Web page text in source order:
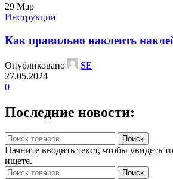
29 Мар
Инструкции
Как правильно наклеить
Опубликовано
SE
27.05.2024
0
Последние новости:
Поиск
Начните вводить текст, чтобы увидеть
ищете.
Поиск